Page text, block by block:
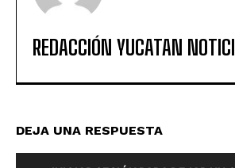
REDACCIÓN YUCATAN
DEJA UNA RESPUESTA